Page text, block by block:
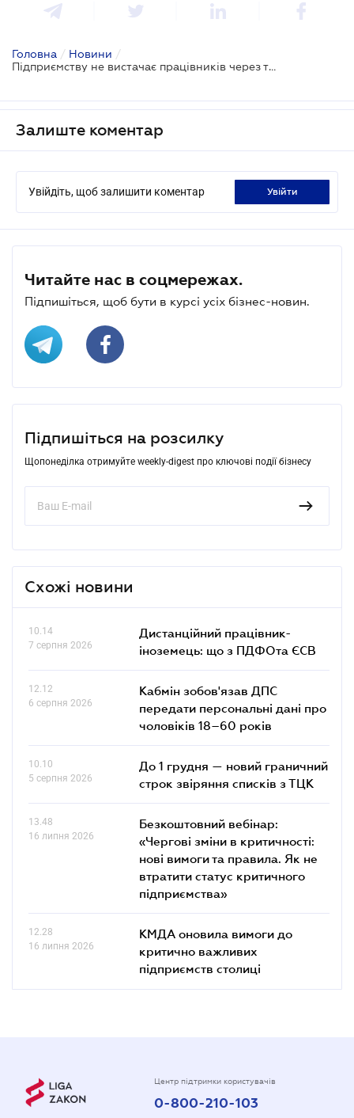
Головна / Новини /
Підприємству не вистачає працівників через те, що не можуть дістатися до роботи: як прийняти інших працівників на їх місце
Залиште коментар
Увійдіть, щоб залишити коментар увійти
Читайте нас в соцмережах.
Підпишіться, щоб бути в курсі усіх бізнес-новин.
Підпишіться на розсилку
Щопонеділка отримуйте weekly-digest про ключові події бізнесу
Схожі новини
10.14
7 серпня 2026
Дистанційний працівник-
іноземець: що з ПДФОта ЄСВ
12.12
6 серпня 2026
Кабмін зобов'язав ДПС
передати персональні дані про
чоловіків 18–60 років
10.10
5 серпня 2026
До 1 грудня — новий граничний
строк звіряння списків з ТЦК
13.48
16 липня 2026
Безкоштовний вебінар:
«Чергові зміни в критичності:
нові вимоги та правила. Як не
втратити статус критичного
підприємства»
12.28
16 липня 2026
КМДА оновила вимоги до
критично важливих
підприємств столиці
Центр підтримки користувачів
0-800-210-103